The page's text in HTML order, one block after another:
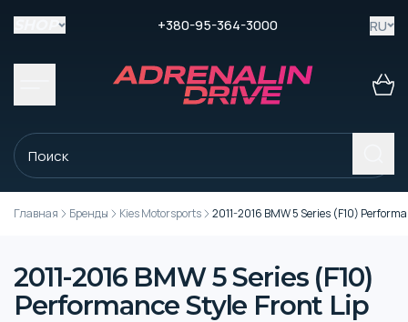
+380-95-364-3000 RU
Главная Бренды Kies Motorsports 2011-2016 BMW 5 Series (F10)
2011-2016 BMW 5 Series (F10)
Performance Style Front Lip